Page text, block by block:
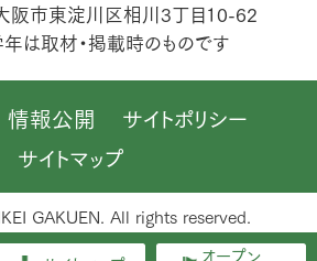
阪市東淀川区相川3丁目10-62
は取材・掲載時のものです
情報公開
サイトポリシー
サイトマップ
オープン
GAKUEN. All rights reserved.